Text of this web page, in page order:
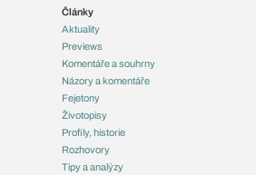
Články
Aktuality
Previews
Komentáře a souhrny
Názory a komentáře
Fejetony
Životopisy
Profily, historie
Rozhovory
Tipy a analýzy